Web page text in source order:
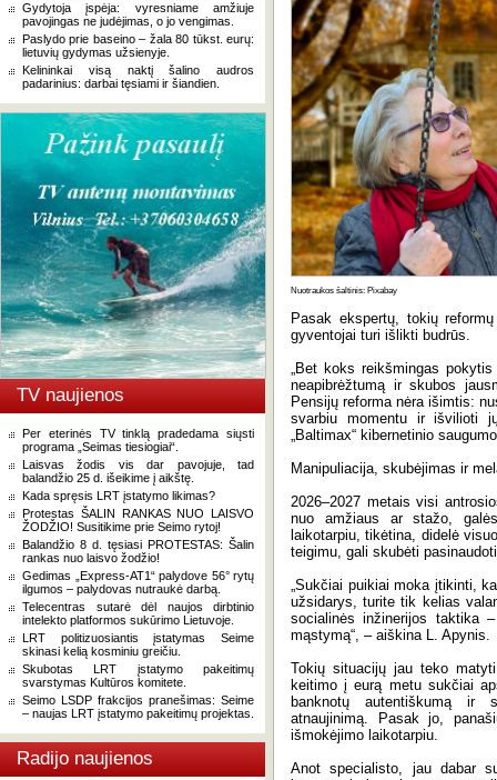
Gydytoja įspėja: vyresniame amžiuje
pavojingas ne judėjimas, o jo vengimas.
Paslydo prie baseino – žala 80 tūkst. eurų:
lietuvių gydymas užsienyje.
Kelininkai visą naktį šalino audros
padarinius: darbai tęsiami ir šiandien.
TV naujienos
Per eterinės TV tinklą pradedama siųsti
programa „Seimas tiesiogiai“.
Laisvas žodis vis dar pavojuje, tad
balandžio 25 d. išeikime į aikštę.
Kada spręsis LRT įstatymo likimas?
Protestas ŠALIN RANKAS NUO LAISVO
ŽODŽIO! Susitikime prie Seimo rytoj!
Balandžio 8 d. tęsiasi PROTESTAS: Šalin
rankas nuo laisvo žodžio!
Gedimas „Express-AT1“ palydove 56° rytų
ilgumos – palydovas nutraukė darbą.
Telecentras sutarė dėl naujos dirbtinio
intelekto platformos sukūrimo Lietuvoje.
LRT politizuosiantis įstatymas Seime
skinasi kelią kosminiu greičiu.
Skubotas LRT įstatymo pakeitimų
svarstymas Kultūros komitete.
Seimo LSDP frakcijos pranešimas: Seime
– naujas LRT įstatymo pakeitimų projektas.
Radijo naujienos
Nuotraukos šaltinis: Pixabay
Pasak ekspertų, tokių
gyventojai turi išlikti budrūs.
„Bet koks reikšmingas
neapibrėžtumą ir skubos
Pensijų reforma nėra išimtis:
svarbiu momentu ir išvilioti
„Baltimax“ kibernetinio
Manipuliacija, skubėjimas ir
2026–2027 metais visi
nuo amžiaus ar stažo,
laikotarpiu, tikėtina, didelė
teigimu, gali skubėti
„Sukčiai puikiai moka įtikinti,
užsidarys, turite tik kelias
socialinės inžinerijos taktika
mąstymą“, – aiškina L. Apynis.
Tokių situacijų jau teko
keitimo į eurą metu sukčiai
banknotų autentiškumą ir
atnaujinimą. Pasak jo,
išmokėjimo laikotarpiu.
Anot specialisto, jau dabar